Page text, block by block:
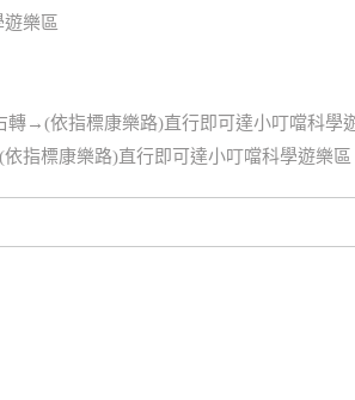
樂區
→(依指標康樂路)直行即可達小叮噹科學
指標康樂路)直行即可達小叮噹科學遊樂區